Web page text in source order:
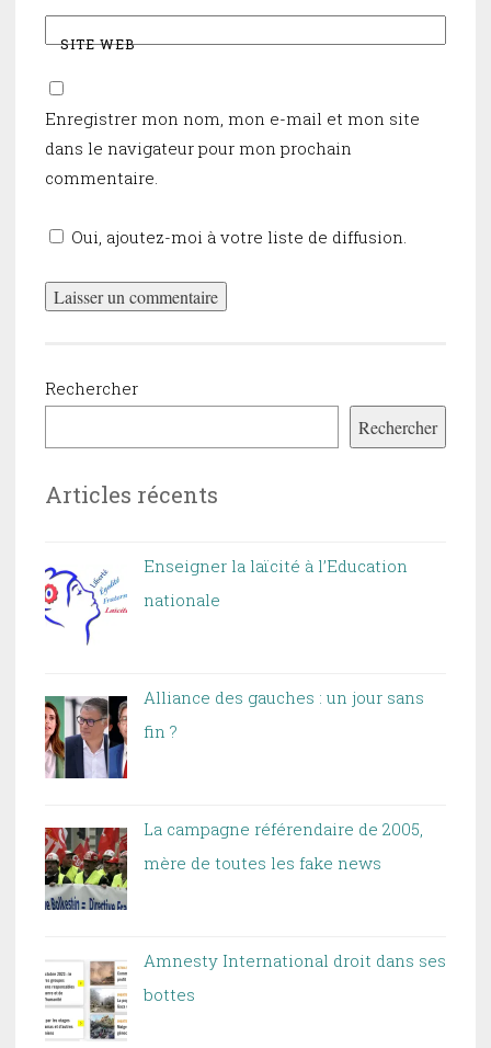
SITE WEB
Enregistrer mon nom, mon e-mail et mon site
dans le navigateur pour mon prochain
commentaire.
Oui, ajoutez-moi à votre liste de diffusion.
Rechercher
Rechercher
Articles récents
Enseigner la laïcité à l’Education
nationale
Alliance des gauches : un jour sans
fin ?
La campagne référendaire de 2005,
mère de toutes les fake news
Amnesty International droit dans ses
bottes